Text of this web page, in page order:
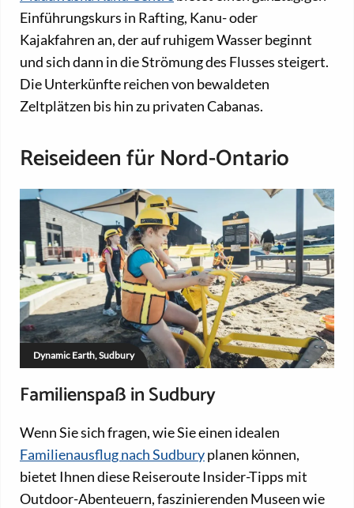
Einführungskurs in Rafting, Kanu- oder
Kajakfahren an, der auf ruhigem Wasser beginnt
und sich dann in die Strömung des Flusses steigert.
Die Unterkünfte reichen von bewaldeten
Zeltplätzen bis hin zu privaten Cabanas.
Reiseideen für Nord-Ontario
Dynamic Earth, Sudbury
Familienspaß in Sudbury
Wenn Sie sich fragen, wie Sie einen idealen
Familienausflug nach Sudburyplanen können,
bietet Ihnen diese Reiseroute Insider-Tipps mit
Outdoor-Abenteuern, faszinierenden Museen wie